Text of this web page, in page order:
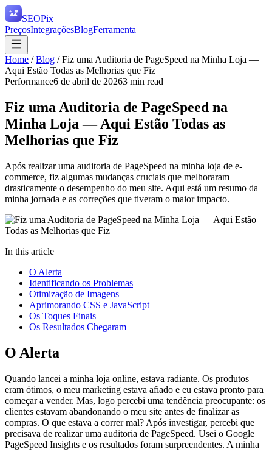
SEOPix
PreçosIntegraçõesBlogFerramenta
Home /Blog /Fiz uma Auditoria de PageSpeed na Minha Loja —
Aqui Estão Todas as Melhorias que Fiz
Performance6 de abril de 20263 min read
Fiz uma Auditoria de PageSpeed na
Minha Loja — Aqui Estão Todas as
Melhorias que Fiz
Após realizar uma auditoria de PageSpeed na minha loja de e-
commerce, fiz algumas mudanças cruciais que melhoraram
drasticamente o desempenho do meu site. Aqui está um resumo da
minha jornada e as correções que tiveram o maior impacto.
In this article
O Alerta
Identificando os Problemas
Otimização de Imagens
Aprimorando CSS e JavaScript
Os Toques Finais
Os Resultados Chegaram
O Alerta
Quando lancei a minha loja online, estava radiante. Os produtos
eram ótimos, o meu marketing estava afiado e eu estava pronto para
começar a vender. Mas, logo percebi uma tendência preocupante: os
clientes estavam abandonando o meu site antes de finalizar as
compras. O que estava a correr mal? Após investigar, percebi que
precisava de realizar uma auditoria de PageSpeed. Usei o Google
PageSpeed Insights e os resultados foram surpreendentes. A minha